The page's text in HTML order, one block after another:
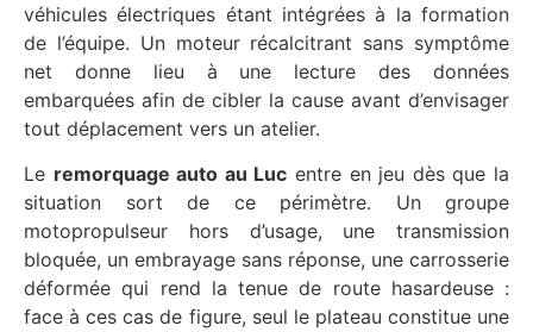
véhicules électriques étant intégrées à la formation
de l’équipe. Un moteur récalcitrant sans symptôme
net donne lieu à une lecture des données
embarquées afin de cibler la cause avant d’envisager
tout déplacement vers un atelier.
Le remorquage auto au Luc entre en jeu dès que la
situation sort de ce périmètre. Un groupe
motopropulseur hors d’usage, une transmission
bloquée, un embrayage sans réponse, une carrosserie
déformée qui rend la tenue de route hasardeuse :
face à ces cas de figure, seul le plateau constitue une